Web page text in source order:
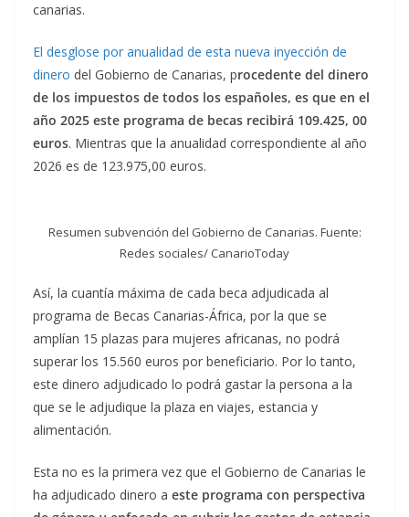
canarias.
El desglose por anualidad de esta nueva inyección de
dinero del Gobierno de Canarias, procedente del dinero
de los impuestos de todos los españoles, es que en el
año 2025 este programa de becas recibirá 109.425, 00
euros. Mientras que la anualidad correspondiente al año
2026 es de 123.975,00 euros.
Resumen subvención del Gobierno de Canarias. Fuente:
Redes sociales/ CanarioToday
Así, la cuantía máxima de cada beca adjudicada al
programa de Becas Canarias-África, por la que se
amplían 15 plazas para mujeres africanas, no podrá
superar los 15.560 euros por beneficiario. Por lo tanto,
este dinero adjudicado lo podrá gastar la persona a la
que se le adjudique la plaza en viajes, estancia y
alimentación.
Esta no es la primera vez que el Gobierno de Canarias le
ha adjudicado dinero a este programa con perspectiva